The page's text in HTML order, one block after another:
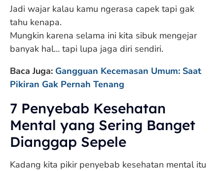
Jadi wajar kalau kamu ngerasa capek tapi gak
tahu kenapa.
Mungkin karena selama ini kita sibuk mengejar
banyak hal… tapi lupa jaga diri sendiri.
Baca Juga: Gangguan Kecemasan Umum: Saat
Pikiran Gak Pernah Tenang
7 Penyebab Kesehatan
Mental yang Sering Banget
Dianggap Sepele
Kadang kita pikir penyebab kesehatan mental itu